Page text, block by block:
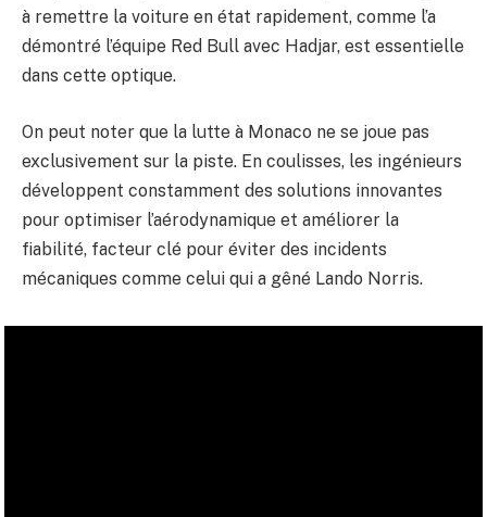
à remettre la voiture en état rapidement, comme l’a
démontré l’équipe Red Bull avec Hadjar, est essentielle
dans cette optique.
On peut noter que la lutte à Monaco ne se joue pas
exclusivement sur la piste. En coulisses, les ingénieurs
développent constamment des solutions innovantes
pour optimiser l’aérodynamique et améliorer la
fiabilité, facteur clé pour éviter des incidents
mécaniques comme celui qui a gêné Lando Norris.